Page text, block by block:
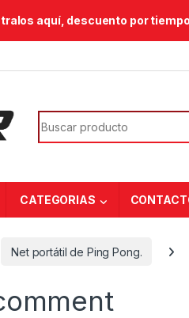
aquí, descuento por
Search for:
CATEGORIAS
Net portátil de Ping Pong.